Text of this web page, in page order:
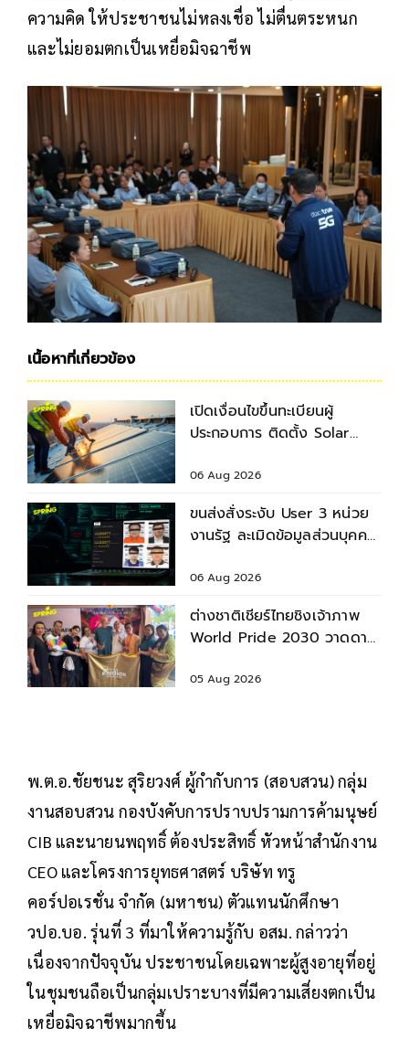
ความคิด ให้ประชาชนไม่หลงเชื่อ ไม่ตื่นตระหนก
และไม่ยอมตกเป็นเหยื่อมิจฉาชีพ
เนื้อหาที่เกี่ยวข้อง
เปิดเงื่อนไขขึ้นทะเบียนผู้
ประกอบการ ติดตั้ง Solar
ครัวเรือน
06 Aug 2026
ขนส่งสั่งระงับ User 3 หน่วย
งานรัฐ ละเมิดข้อมูลส่วนบุคคล
06 Aug 2026
ต่างชาติเชียร์ไทยชิงเจ้าภาพ
World Pride 2030 วาดดาว
05 Aug 2026
พ.ต.อ.ชัยชนะ สุริยวงศ์ ผู้กำกับการ (สอบสวน) กลุ่ม
งานสอบสวน กองบังคับการปราบปรามการค้ามนุษย์
CIB และนายนพฤทธิ์ ต้องประสิทธิ์ หัวหน้าสำนักงาน
CEO และโครงการยุทธศาสตร์ บริษัท ทรู
คอร์ปอเรชั่น จำกัด (มหาชน) ตัวแทนนักศึกษา
วปอ.บอ. รุ่นที่ 3 ที่มาให้ความรู้กับ อสม. กล่าวว่า
เนื่องจากปัจจุบัน ประชาชนโดยเฉพาะผู้สูงอายุที่อยู่
ในชุมชนถือเป็นกลุ่มเปราะบางที่มีความเสี่ยงตกเป็น
เหยื่อมิจฉาชีพมากขึ้น